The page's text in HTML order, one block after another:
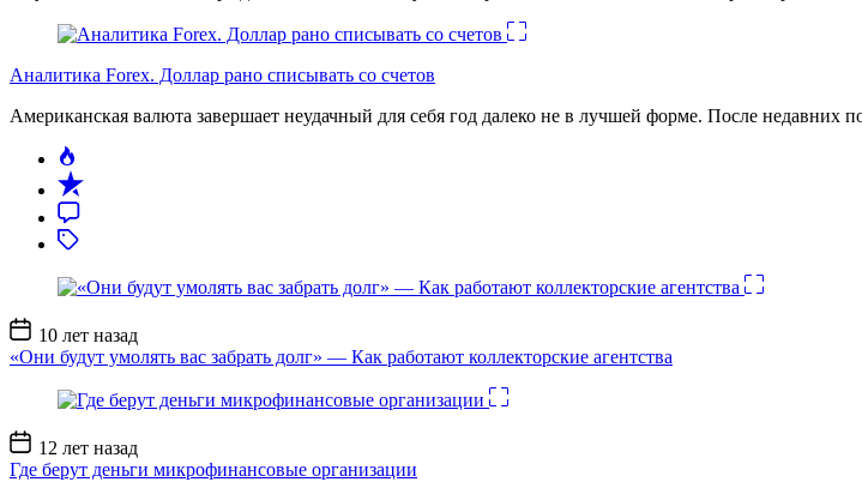
Аналитика Forex. Доллар рано списывать со счетов
Американская валюта завершает неудачный для себя год далеко не в лучшей форме. После
Дата
записи
10 лет назад
«Они будут умолять вас забрать долг» — Как работают коллекторские агентства
Дата
записи
12 лет назад
Где берут деньги микрофинансовые организации